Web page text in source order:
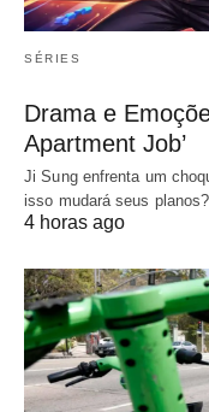
SÉRIES
Drama e
Apartment Job’
Ji Sung enfrenta um
isso mudará seus planos?
4 horas ago